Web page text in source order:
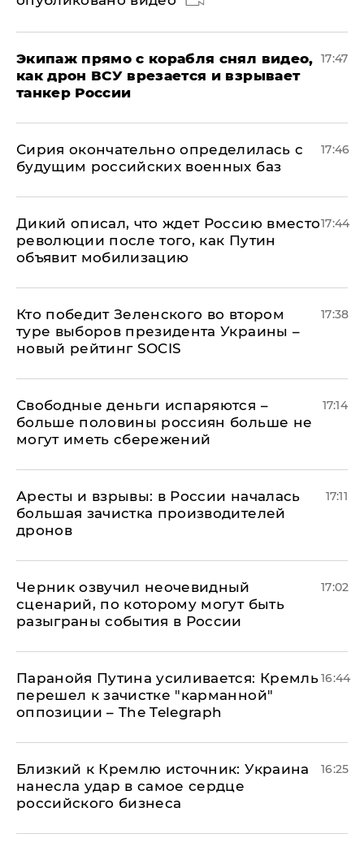
Экипаж прямо с корабля снял видео,
как дрон ВСУ врезается и взрывает
танкер России
17:47
Сирия окончательно определилась с
будущим российских военных баз
17:46
Дикий описал, что ждет Россию вместо
революции после того, как Путин
объявит мобилизацию
17:44
Кто победит Зеленского во втором
туре выборов президента Украины –
новый рейтинг SOCIS
17:38
Свободные деньги испаряются –
больше половины россиян больше не
могут иметь сбережений
17:14
Аресты и взрывы: в России началась
большая зачистка производителей
дронов
17:11
Черник озвучил неочевидный
сценарий, по которому могут быть
разыграны события в России
17:02
Паранойя Путина усиливается: Кремль
перешел к зачистке "карманной"
оппозиции – The Telegraph
16:44
Близкий к Кремлю источник: Украина
нанесла удар в самое сердце
российского бизнеса
16:25